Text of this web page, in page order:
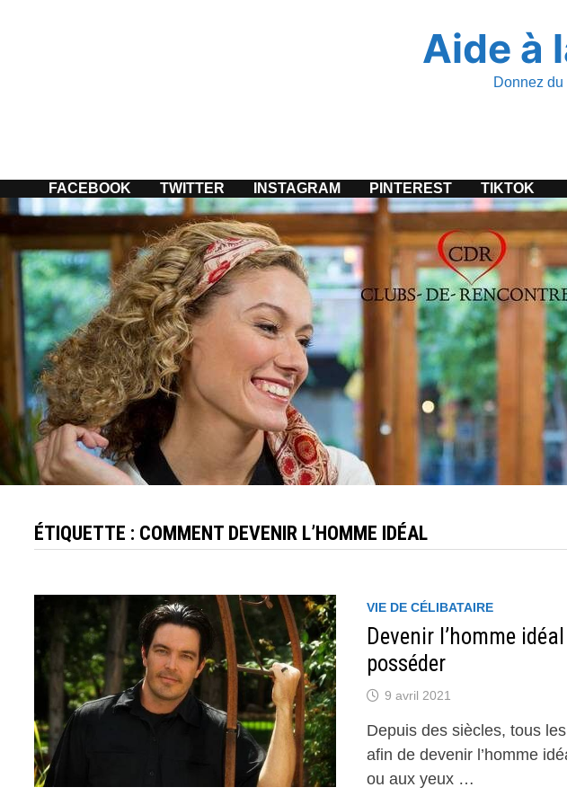
Aide à
Donnez
FACEBOOK TWITTER INSTAGRAM PINTEREST TIKTOK
ÉTIQUETTE : COMMENT DEVENIR L’HOMME IDÉAL
VIE DE CÉLIBATAIRE
Devenir l’homme
posséder
9 avril 2021
Depuis des siècles, tous
afin de devenir l’homme
ou aux yeux …